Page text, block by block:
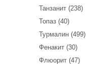
Танзанит (238)
Топаз (40)
Турмалин (499)
Фенакит (30)
Флюорит (47)